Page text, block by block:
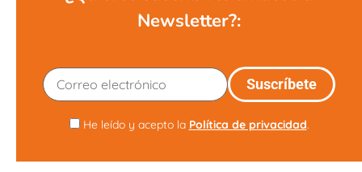
Newsletter?:
He leído y acepto la Política de privacidad.